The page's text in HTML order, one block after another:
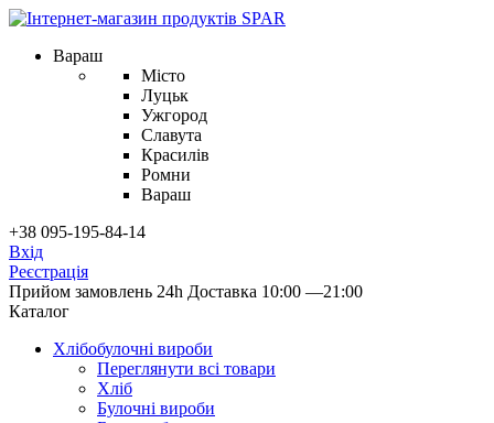
Вараш
Місто
Луцьк
Ужгород
Славута
Красилів
Ромни
Вараш
+38 095-195-84-14
Вхід
Реєстрація
Прийом замовлень 24h Доставка 10:00 —21:00
Каталог
Хлібобулочні вироби
Переглянути всі товари
Хліб
Булочні вироби